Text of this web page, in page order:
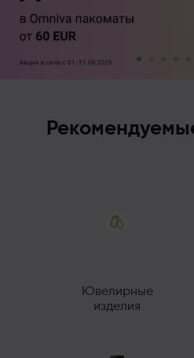
Ювелирные
изделия